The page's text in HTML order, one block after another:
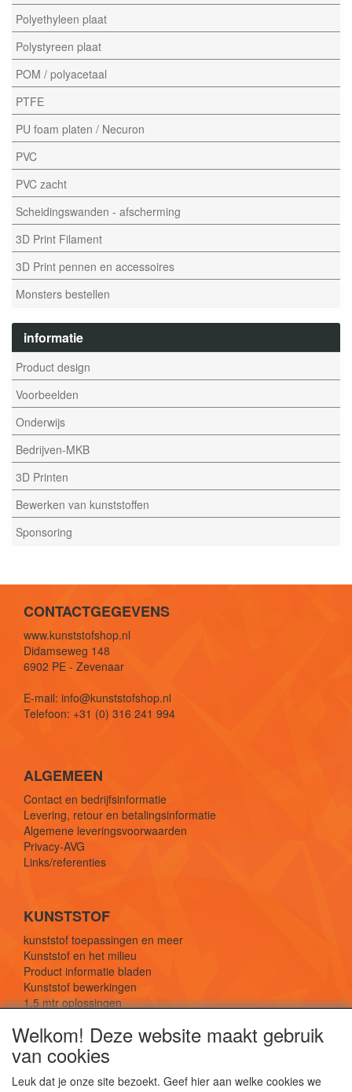
Polyethyleen plaat
Polystyreen plaat
POM / polyacetaal
PTFE
PU foam platen / Necuron
PVC
PVC zacht
Scheidingswanden - afscherming
3D Print Filament
3D Print pennen en accessoires
Monsters bestellen
informatie
Product design
Voorbeelden
Onderwijs
Bedrijven-MKB
3D Printen
Bewerken van kunststoffen
Sponsoring
CONTACTGEGEVENS
www.kunststofshop.nl
Didamseweg 148
6902 PE - Zevenaar
E-mail: info@kunststofshop.nl
Telefoon: +31 (0) 316 241 994
ALGEMEEN
Contact en bedrijfsinformatie
Levering, retour en betalingsinformatie
Algemene leveringsvoorwaarden
Privacy-AVG
Links/referenties
KUNSTSTOF
kunststof toepassingen en meer
Kunststof en het milieu
Product informatie bladen
Kunststof bewerkingen
1,5 mtr oplossingen
SOCIALE MEDIA
Welkom! Deze website maakt gebruik
van cookies
Leuk dat je onze site bezoekt. Geef hier aan welke cookies we